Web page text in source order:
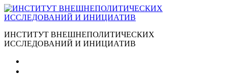
ИНСТИТУТ ВНЕШНЕПОЛИТИЧЕСКИХ
ИССЛЕДОВАНИЙ И ИНИЦИАТИВ